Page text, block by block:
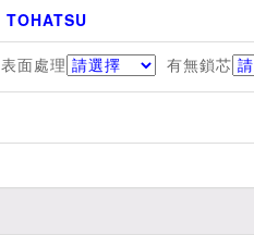
TOHATSU
表面處理 有無鎖芯